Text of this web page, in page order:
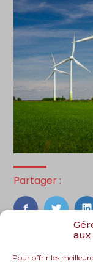
aux
Pour offrir les
Partager :
FaceBook